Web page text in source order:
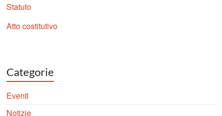
Statuto
Atto costitutivo
Categorie
Eventi
Notizie